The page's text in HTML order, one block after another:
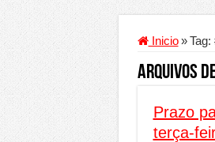
Inicio » Tag:
Arquivos
Prazo
terça-